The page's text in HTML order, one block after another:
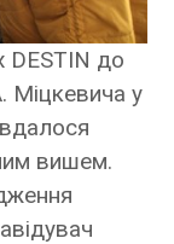
DESTIN до
Міцкевича у
вишем.